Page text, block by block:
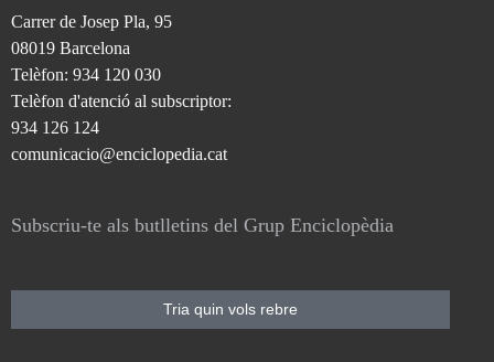
Carrer de Josep Pla, 95
08019 Barcelona
Telèfon: 934 120 030
Telèfon d'atenció al subscriptor:
934 126 124
comunicacio@enciclopedia.cat
Subscriu-te als butlletins del Grup Enciclopèdia
Tria quin vols rebre